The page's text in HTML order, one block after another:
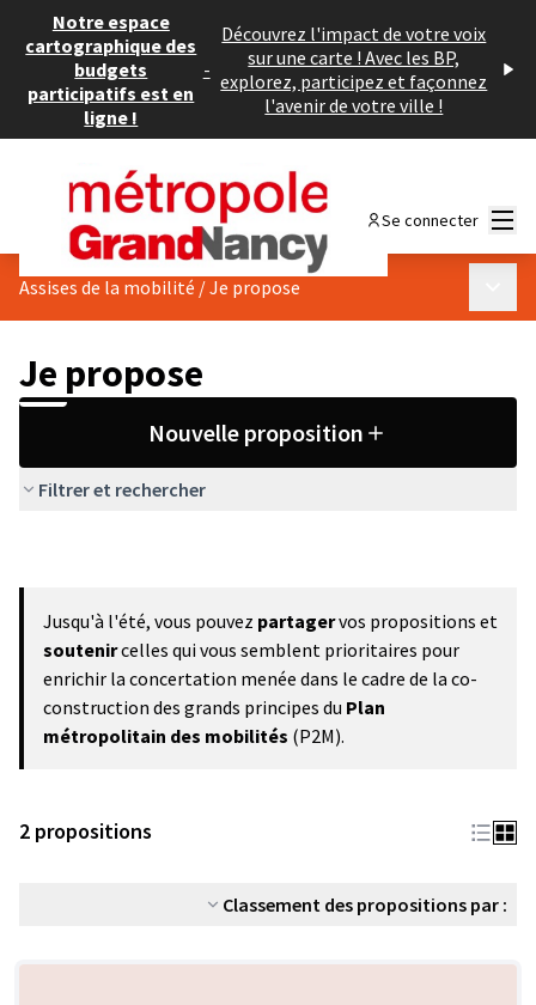
Notre espace
cartographique des
budgets
participatifs est en
ligne !
-
Découvrez l'impact de votre voix
sur une carte ! Avec les BP,
explorez, participez et façonnez
l'avenir de votre ville !
Se connecter
Assises de la mobilité /Je propose
Je propose
Nouvelle proposition
Filtrer et rechercher
Jusqu'à l'été, vous pouvez partagervos propositions et
soutenircelles qui vous semblent prioritaires pour
enrichir la concertation menée dans le cadre de la co-
construction des grands principes du Plan
métropolitain des mobilités (P2M).
2 propositions
Classement des propositions par :